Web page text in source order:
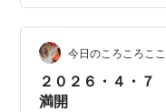
じ（さくらまじ） 花
らごち） 花曇（はな
の雨（はなのあめ）
し…
今日のころころこ
２０２６・４・
満開